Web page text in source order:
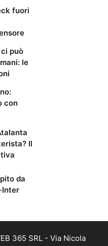
fuori
può
le
con
Il
da
Inter
365 SRL - Via Nicola